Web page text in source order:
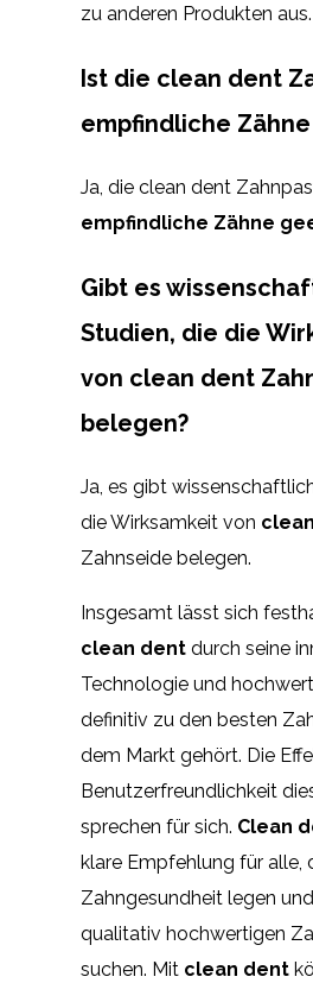
zu anderen Produkten aus.
Ist die clean dent
empfindliche
Ja, die clean dent
empfindliche Zähne
Gibt es
Studien, die die
von clean dent
belegen?
Ja, es gibt
die Wirksamkeit von
Zahnseide belegen.
Insgesamt lässt sich
clean dent durch seine
Technologie und
definitiv zu den besten
dem Markt gehört. Die
Benutzerfreundlichkeit
sprechen für sich. Clean
klare Empfehlung für alle,
Zahngesundheit legen
qualitativ hochwertigen
suchen. Mit clean dent